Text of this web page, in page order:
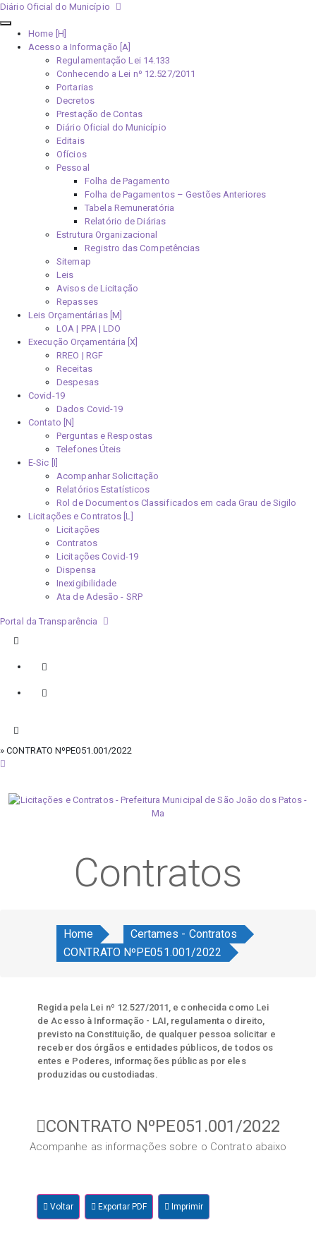
Diário Oficial do Município
Home [H]
Acesso a Informação [A]
Regulamentação Lei 14.133
Conhecendo a Lei nº 12.527/2011
Portarias
Decretos
Prestação de Contas
Diário Oficial do Município
Editais
Ofícios
Pessoal
Folha de Pagamento
Folha de Pagamentos – Gestões Anteriores
Tabela Remuneratória
Relatório de Diárias
Estrutura Organizacional
Registro das Competências
Sitemap
Leis
Avisos de Licitação
Repasses
Leis Orçamentárias [M]
LOA | PPA | LDO
Execução Orçamentária [X]
RREO | RGF
Receitas
Despesas
Covid-19
Dados Covid-19
Contato [N]
Perguntas e Respostas
Telefones Úteis
E-Sic [I]
Acompanhar Solicitação
Relatórios Estatísticos
Rol de Documentos Classificados em cada Grau de Sigilo
Licitações e Contratos [L]
Licitações
Contratos
Licitações Covid-19
Dispensa
Inexigibilidade
Ata de Adesão - SRP
Portal da Transparência
» CONTRATO NºPE051.001/2022
Contratos
Home
Certames - Contratos
CONTRATO NºPE051.001/2022
Regida pela Lei nº 12.527/2011, e conhecida como Lei
de Acesso à Informação - LAI, regulamenta o direito,
previsto na Constituição, de qualquer pessoa solicitar e
receber dos órgãos e entidades públicos, de todos os
entes e Poderes, informações públicas por eles
produzidas ou custodiadas.
CONTRATO NºPE051.001/2022
Acompanhe as informações sobre o Contrato abaixo
Voltar Exportar PDF Imprimir